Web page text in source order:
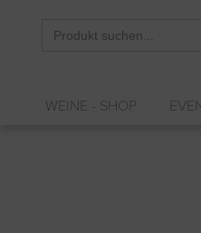
for:
WEINE - SHOP